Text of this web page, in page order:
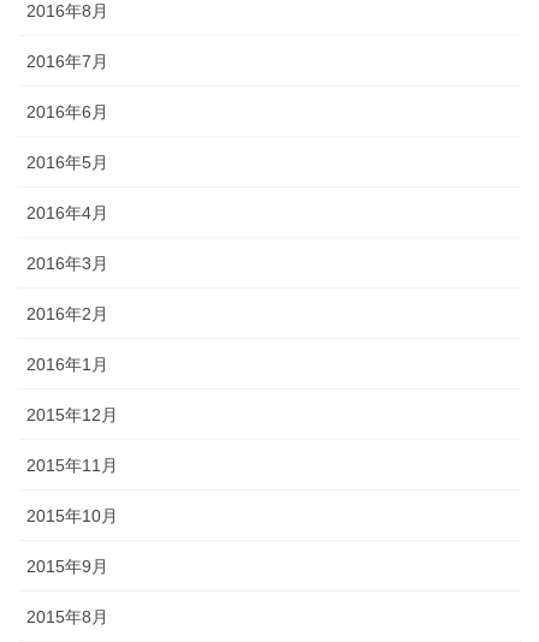
2016年8月
2016年7月
2016年6月
2016年5月
2016年4月
2016年3月
2016年2月
2016年1月
2015年12月
2015年11月
2015年10月
2015年9月
2015年8月